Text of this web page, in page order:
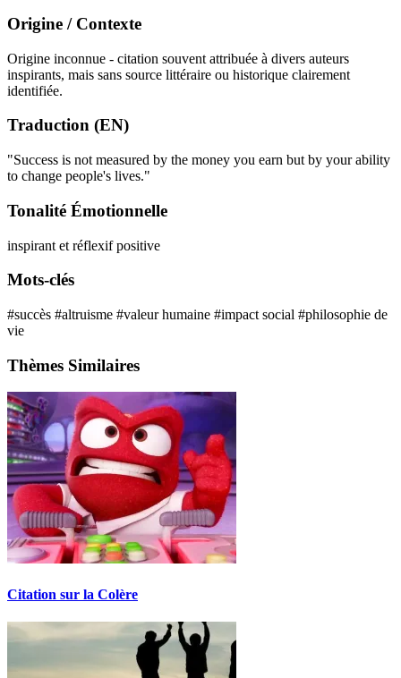
Origine / Contexte
Origine inconnue - citation souvent attribuée à divers auteurs
inspirants, mais sans source littéraire ou historique clairement
identifiée.
Traduction (EN)
"Success is not measured by the money you earn but by your ability
to change people's lives."
Tonalité Émotionnelle
inspirant et réflexifpositive
Mots-clés
#succès #altruisme #valeur humaine #impact social #philosophie de
vie
Thèmes Similaires
Citation sur la Colère